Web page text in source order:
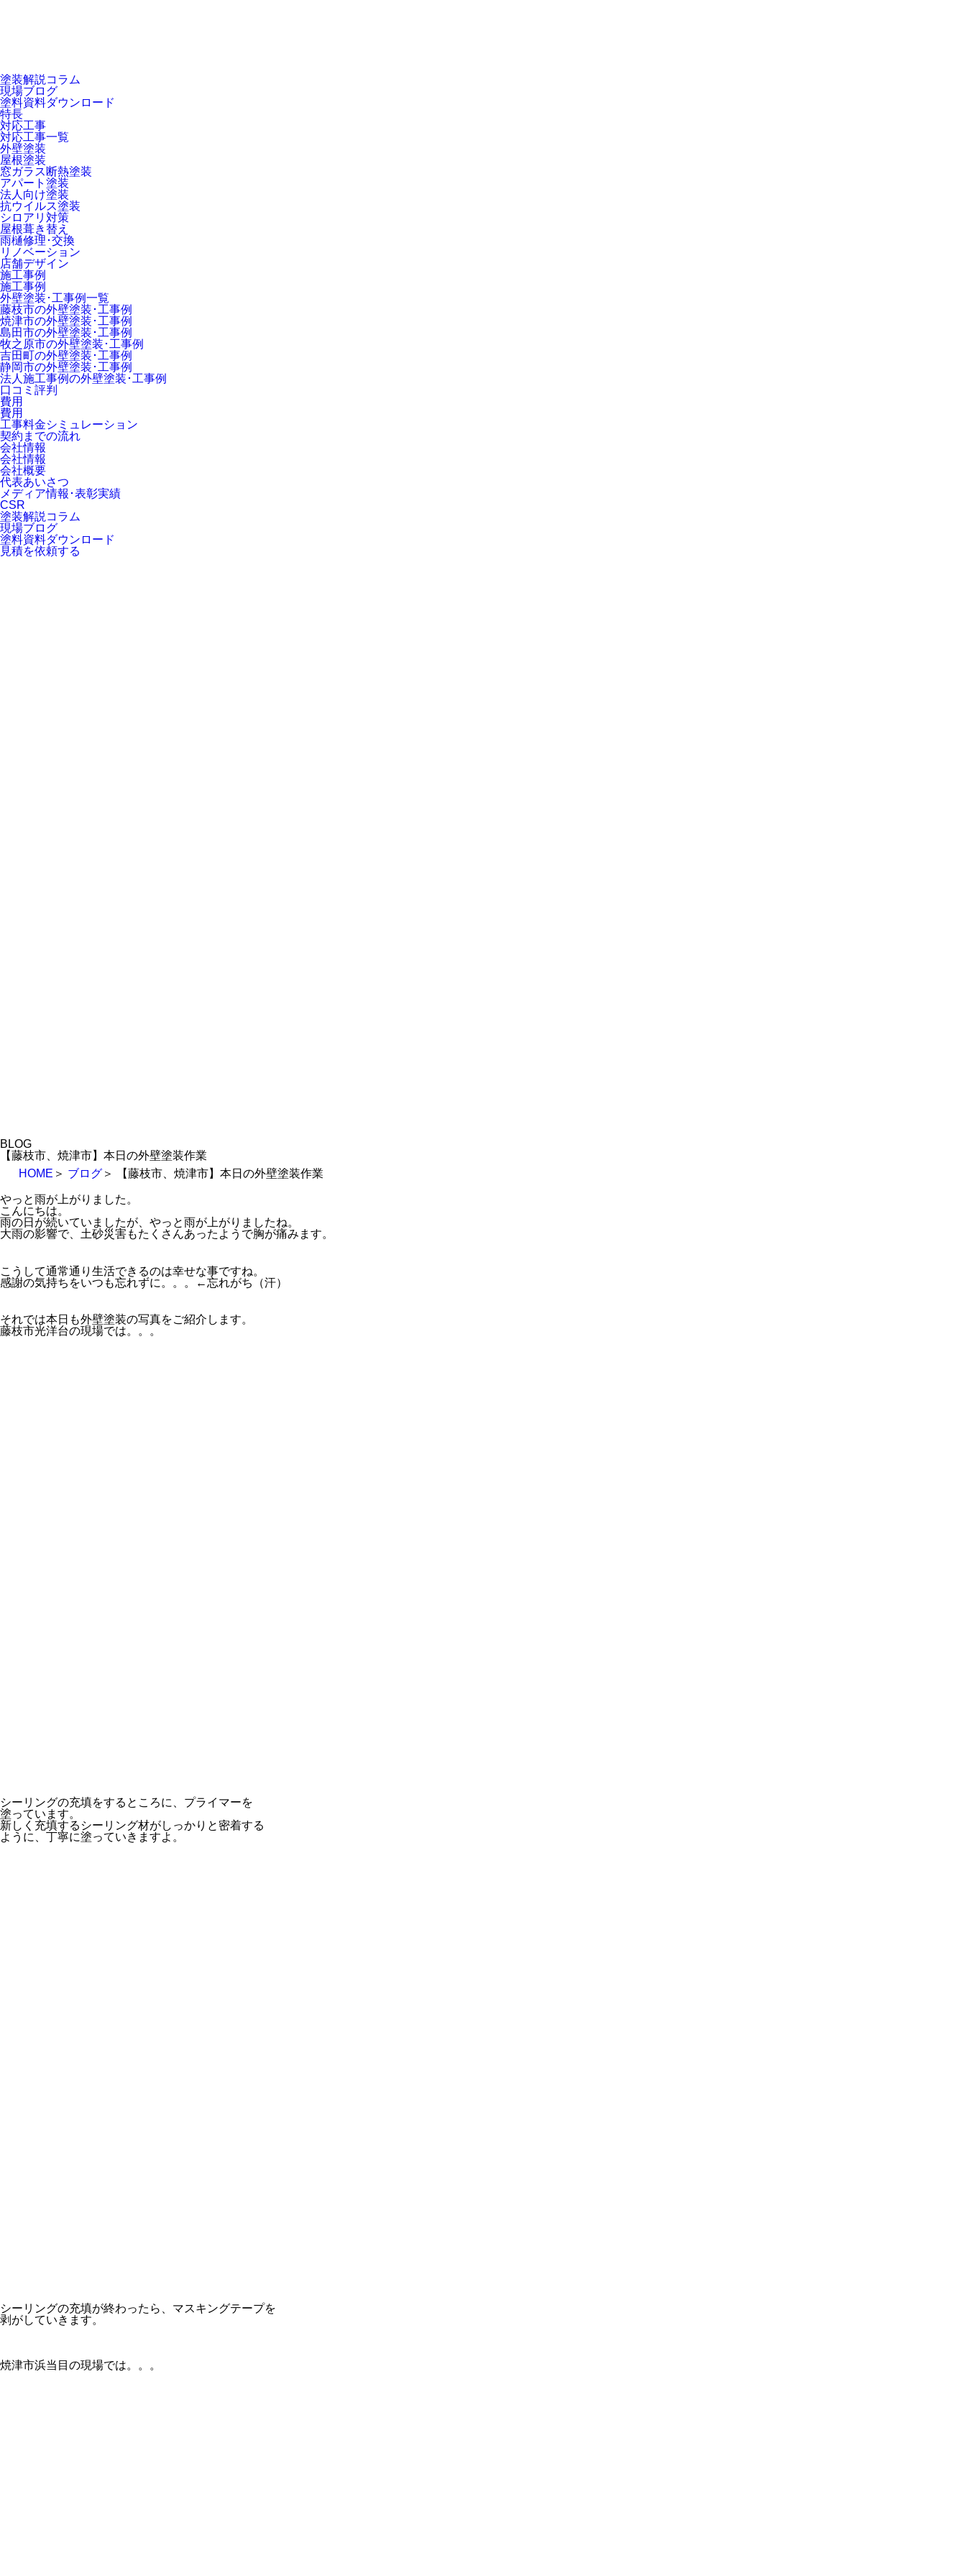
塗装解説コラム
現場ブログ
塗料資料ダウンロード
特長
対応工事
対応工事一覧
外壁塗装
屋根塗装
窓ガラス断熱塗装
アパート塗装
法人向け塗装
抗ウイルス塗装
シロアリ対策
屋根葺き替え
雨樋修理･交換
リノベーション
店舗デザイン
施工事例
施工事例
外壁塗装･工事例一覧
藤枝市の外壁塗装･工事例
焼津市の外壁塗装･工事例
島田市の外壁塗装･工事例
牧之原市の外壁塗装･工事例
吉田町の外壁塗装･工事例
静岡市の外壁塗装･工事例
法人施工事例の外壁塗装･工事例
口コミ評判
費用
費用
工事料金シミュレーション
契約までの流れ
会社情報
会社情報
会社概要
代表あいさつ
メディア情報･表彰実績
CSR
塗装解説コラム
現場ブログ
塗料資料ダウンロード
見積を依頼する
BLOG
【藤枝市、焼津市】本日の外壁塗装作業
HOME ＞ ブログ ＞ 【藤枝市、焼津市】本日の外壁塗装作業
やっと雨が上がりました。
こんにちは。
雨の日が続いていましたが、やっと雨が上がりましたね。
大雨の影響で、土砂災害もたくさんあったようで胸が痛みます。
こうして通常通り生活できるのは幸せな事ですね。
感謝の気持ちをいつも忘れずに。。。←忘れがち（汗）
それでは本日も外壁塗装の写真をご紹介します。
藤枝市光洋台の現場では。。。
シーリングの充填をするところに、プライマーを
塗っています。
新しく充填するシーリング材がしっかりと密着する
ように、丁寧に塗っていきますよ。
シーリングの充填が終わったら、マスキングテープを
剥がしていきます。
焼津市浜当目の現場では。。。